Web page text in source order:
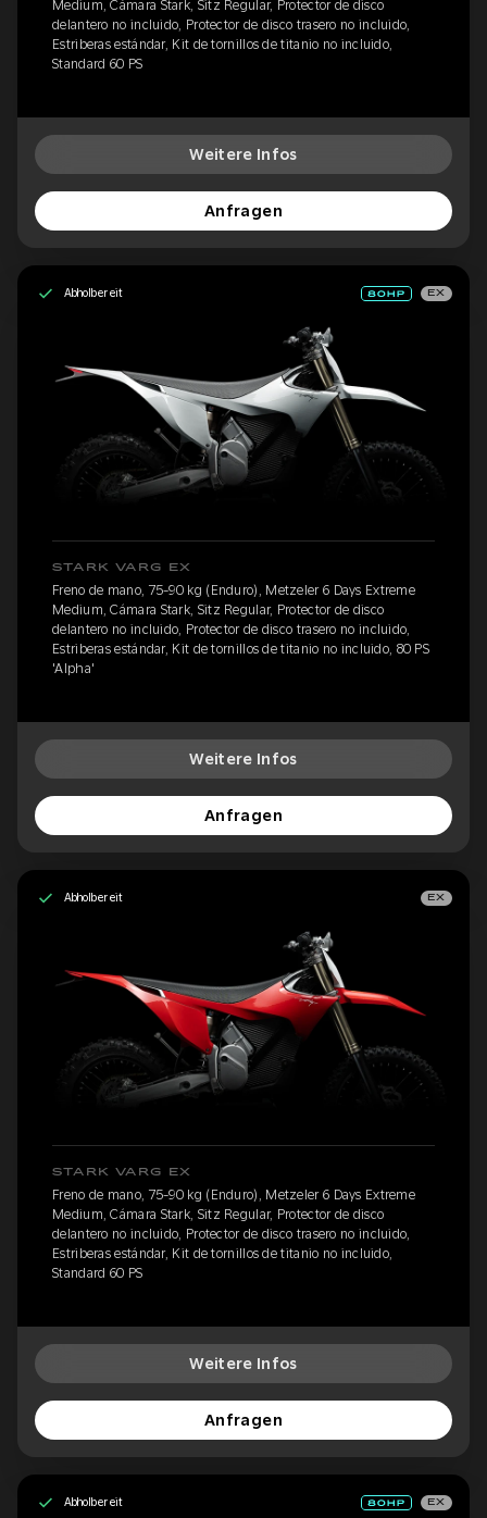
Medium, Cámara Stark, Sitz Regular, Protector de disco
delantero no incluido, Protector de disco trasero no incluido,
Estriberas estándar, Kit de tornillos de titanio no incluido,
Standard 60 PS
Weitere Infos
Anfragen
Abholbereit EX
STARK VARG EX
Freno de mano, 75-90 kg (Enduro), Metzeler 6 Days Extreme
Medium, Cámara Stark, Sitz Regular, Protector de disco
delantero no incluido, Protector de disco trasero no incluido,
Estriberas estándar, Kit de tornillos de titanio no incluido, 80 PS
'Alpha'
Weitere Infos
Anfragen
Abholbereit EX
STARK VARG EX
Freno de mano, 75-90 kg (Enduro), Metzeler 6 Days Extreme
Medium, Cámara Stark, Sitz Regular, Protector de disco
delantero no incluido, Protector de disco trasero no incluido,
Estriberas estándar, Kit de tornillos de titanio no incluido,
Standard 60 PS
Weitere Infos
Anfragen
Abholbereit EX